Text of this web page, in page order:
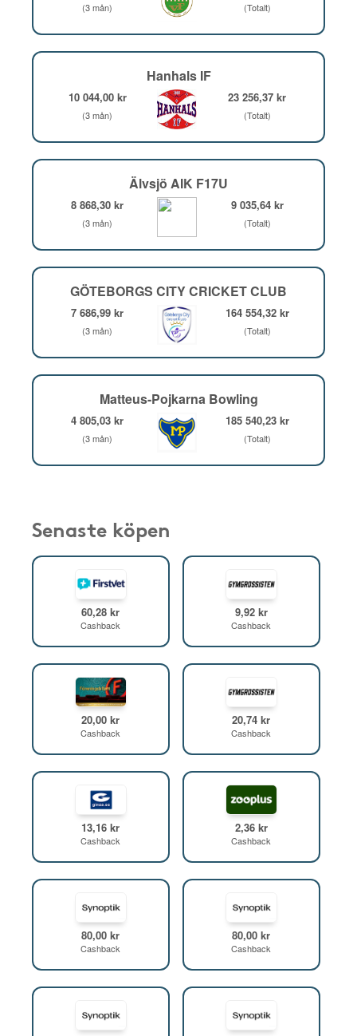
(3 mån) (Totalt)
Hanhals IF
10 044,00 kr
(3 mån)
23 256,37 kr
(Totalt)
Älvsjö AIK F17U
8 868,30 kr
(3 mån)
9 035,64 kr
(Totalt)
GÖTEBORGS CITY CRICKET CLUB
7 686,99 kr
(3 mån)
164 554,32 kr
(Totalt)
Matteus-Pojkarna Bowling
4 805,03 kr
(3 mån)
185 540,23 kr
(Totalt)
Senaste köpen
60,28 kr
Cashback
9,92 kr
Cashback
20,00 kr
Cashback
20,74 kr
Cashback
13,16 kr
Cashback
2,36 kr
Cashback
80,00 kr
Cashback
80,00 kr
Cashback